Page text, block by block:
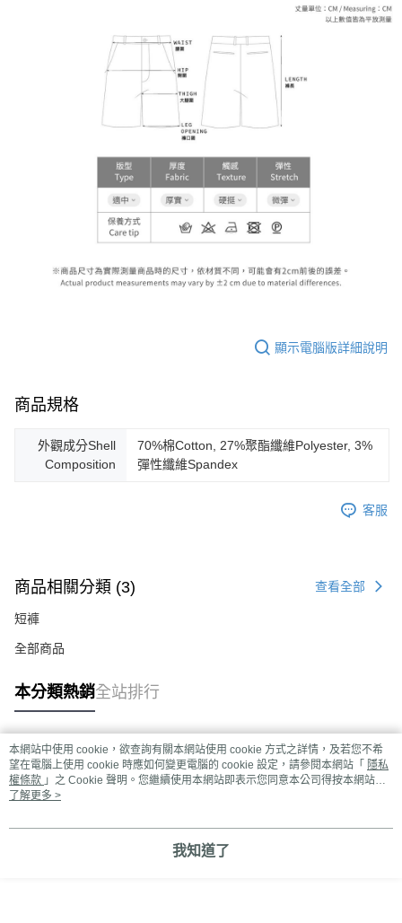
顯示電腦版詳細說明
商品規格
外觀成分Shell
Composition
70%棉Cotton, 27%聚酯纖維Polyester, 3%
彈性纖維Spandex
客服
商品相關分類 (3) 查看全部
短褲
全部商品
本分類熱銷全站排行
熱門標籤
本網站中使用 cookie，欲查詢有關本網站使用 cookie 方式之詳情，及若您不希
望在電腦上使用 cookie 時應如何變更電腦的 cookie 設定，請參閱本網站「 隱私
權條款 」之 Cookie 聲明。您繼續使用本網站即表示您同意本公司得按本網站使
用條款之 Cookie 聲明使用 cookie。
了解更多 >
我知道了